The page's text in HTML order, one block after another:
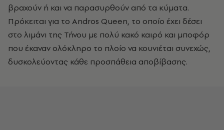
βραχούν ή και να παρασυρθούν από τα κύματα.
Πρόκειται για το Andros Queen, το οποίο έχει δέσει
στο λιμάνι της Τήνου με πολύ κακό καιρό και μποφόρ
που έκαναν ολόκληρο το πλοίο να κουνιέται συνεχώς,
δυσκολεύοντας κάθε προσπάθεια αποβίβασης.